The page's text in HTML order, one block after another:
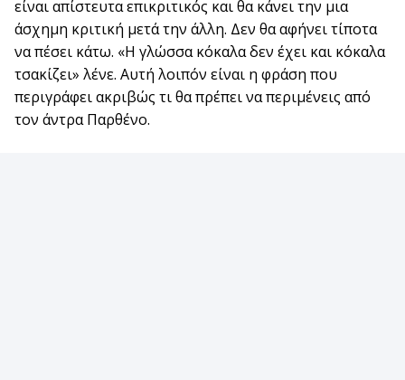
είναι απίστευτα επικριτικός και θα κάνει την μια
άσχημη κριτική μετά την άλλη. Δεν θα αφήνει τίποτα
να πέσει κάτω. «Η γλώσσα κόκαλα δεν έχει και κόκαλα
τσακίζει» λένε. Αυτή λοιπόν είναι η φράση που
περιγράφει ακριβώς τι θα πρέπει να περιμένεις από
τον άντρα Παρθένο.